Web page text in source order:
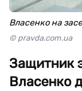
Власенко на
© pravda.com.ua
Защитник
Власенко